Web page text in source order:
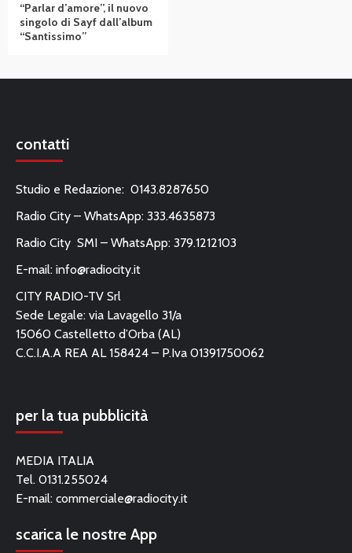
“Parlar d’amore”, il nuovo
singolo di Sayf dall’album
“Santissimo”
contatti
Studio e Redazione: 0143.8287650
Radio City – WhatsApp: 333.4635873
Radio City SMI – WhatsApp: 379.1212103
E-mail: info@radiocity.it
CITY RADIO-TV Srl
Sede Legale: via Lavagello 31/a
15060 Castelletto d’Orba (AL)
C.C.I.A.A REA AL 158424 – P.Iva 01391750062
per la tua pubblicità
MEDIA ITALIA
Tel. 0131.255024
E-mail: commerciale@radiocity.it
scarica le nostre App